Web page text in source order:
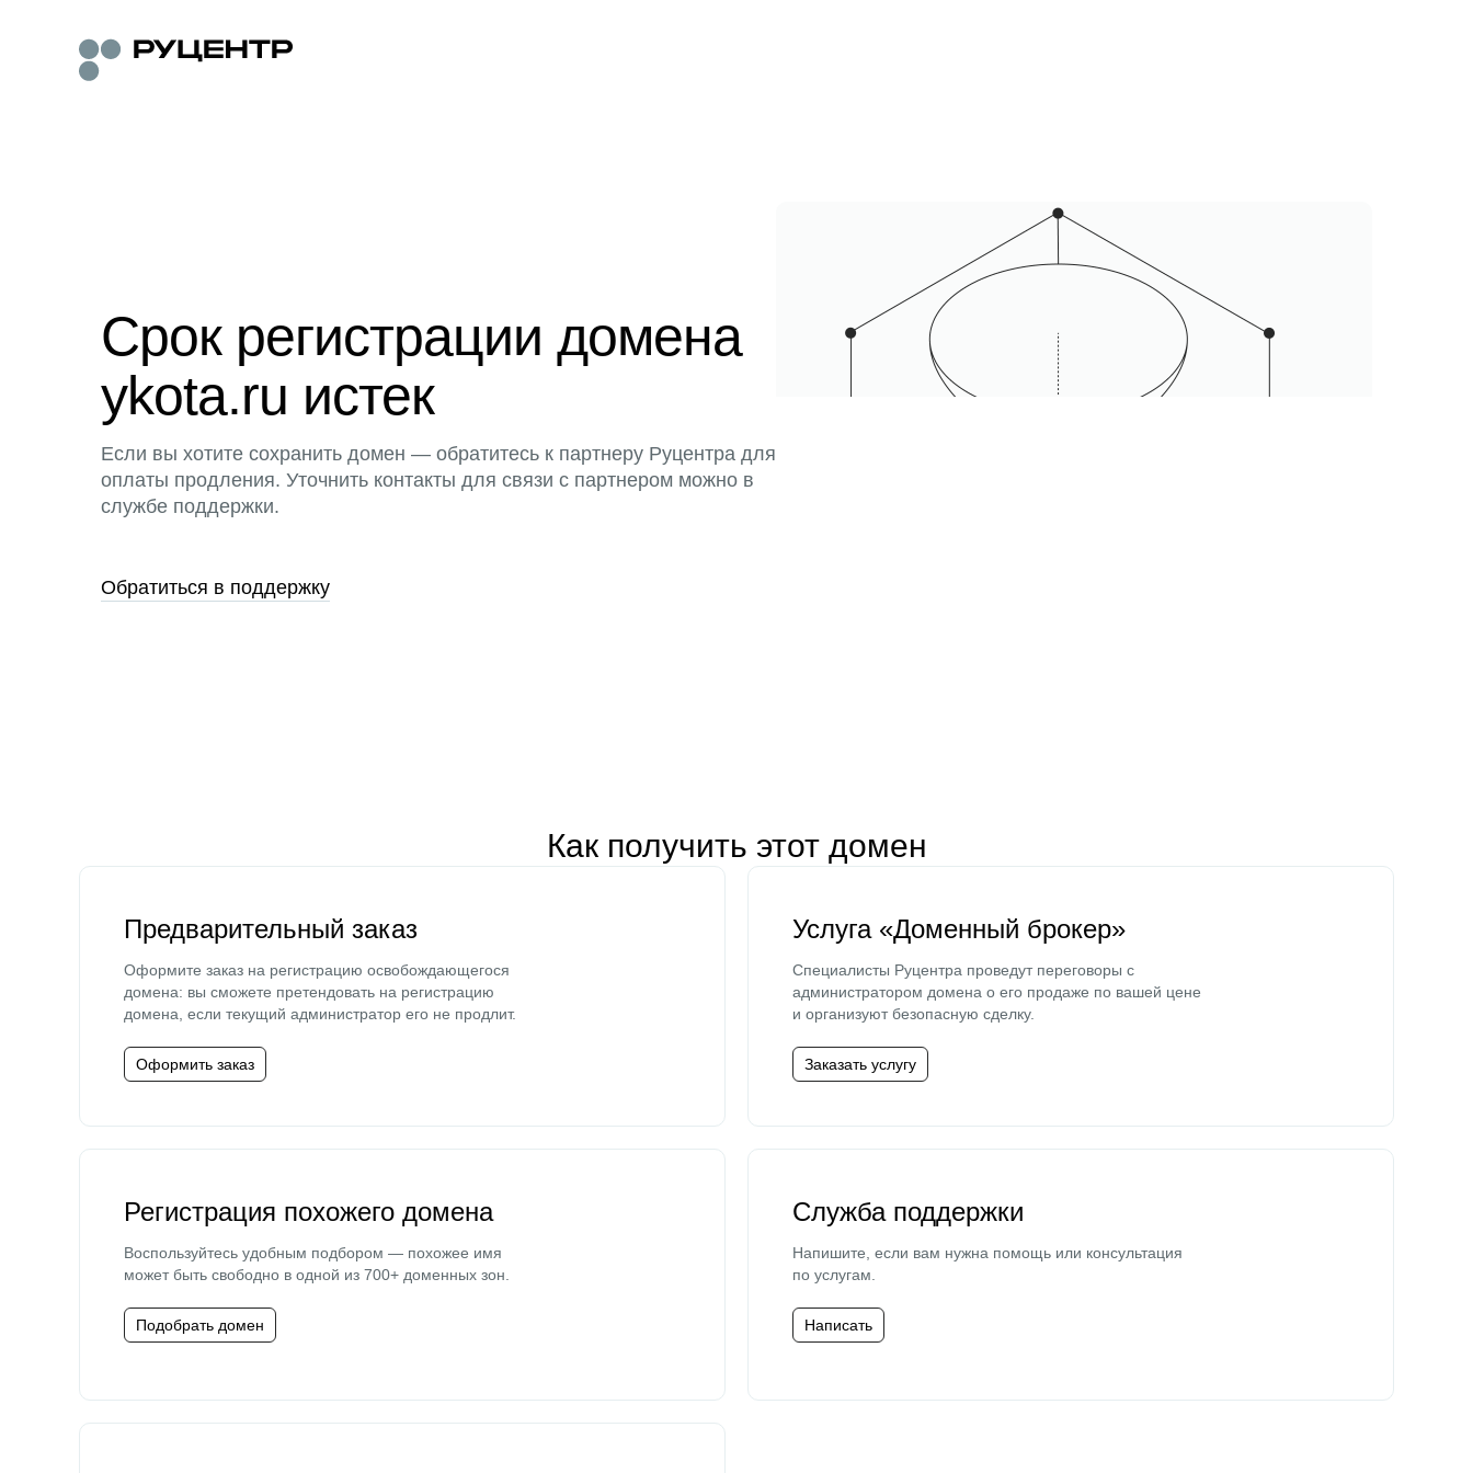
Срок регистрации домена
ykota.ru истек
Если вы хотите сохранить домен — обратитесь к партнеру Руцентра для
оплаты продления. Уточнить контакты для связи с партнером можно в
службе поддержки.
Обратиться в поддержку
Как получить этот домен
Предварительный заказ
Оформите заказ на регистрацию освобождающегося
домена: вы сможете претендовать на регистрацию
домена, если текущий администратор его не продлит.
Оформить заказ
Услуга «Доменный брокер»
Специалисты Руцентра проведут переговоры с
администратором домена о его продаже по вашей цене
и организуют безопасную сделку.
Заказать услугу
Регистрация похожего домена
Воспользуйтесь удобным подбором — похожее имя
может быть свободно в одной из 700+ доменных зон.
Подобрать домен
Служба поддержки
Напишите, если вам нужна помощь или консультация
по услугам.
Написать